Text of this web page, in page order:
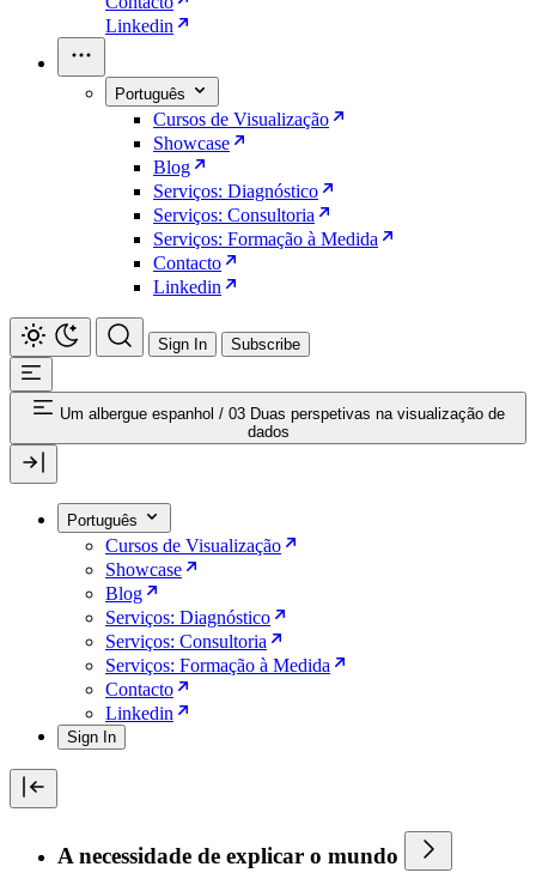
Linkedin
Português
Cursos de Visualização
Showcase
Blog
Serviços: Diagnóstico
Serviços: Consultoria
Serviços: Formação à Medida
Contacto
Linkedin
Sign In Subscribe
Um albergue espanhol / 03 Duas perspetivas na visualização de
dados
Português
Cursos de Visualização
Showcase
Blog
Serviços: Diagnóstico
Serviços: Consultoria
Serviços: Formação à Medida
Contacto
Linkedin
Sign In
A necessidade de explicar o mundo